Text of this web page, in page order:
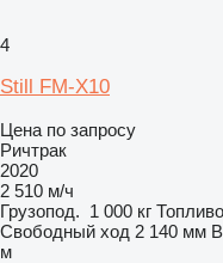
4
Still FM-X10
Цена по запросу
Ричтрак
2020
2 510 м/ч
Грузопод. 1 000 кг Топливо
Свободный ход 2 140 мм
м